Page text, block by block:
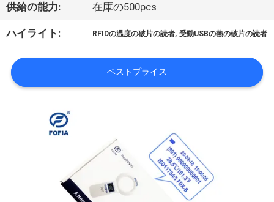
達
に
つ
い
供給の能力: 在庫の500pcs
ハイライト: RFIDの温度の破片の読者,受動USBの熱の破片の読者
ベストプライス